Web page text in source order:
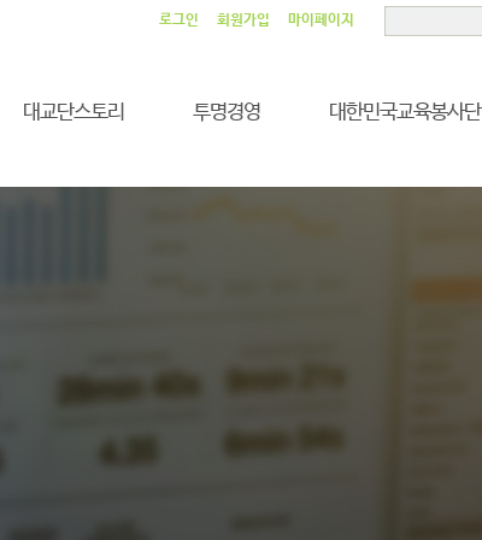
로그인 회원가입 마이페이지
대교단스토리 투명경영 대한민국교육봉사단